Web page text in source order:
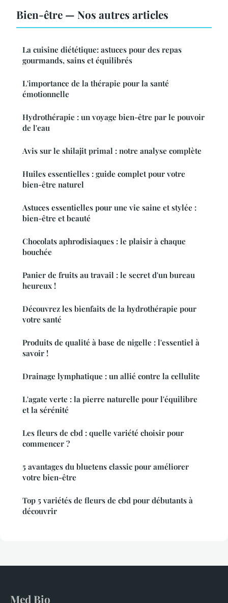
Bien-être — Nos autres articles
La cuisine diététique: astuces pour des repas
gourmands, sains et équilibrés
L'importance de la thérapie pour la santé
émotionnelle
Hydrothérapie : un voyage bien-être par le pouvoir
de l'eau
Avis sur le shilajit primal : notre analyse complète
Huiles essentielles : guide complet pour votre
bien-être naturel
Astuces essentielles pour une vie saine et stylée :
bien-être et beauté
Chocolats aphrodisiaques : le plaisir à chaque
bouchée
Panier de fruits au travail : le secret d'un bureau
heureux !
Découvrez les bienfaits de la hydrothérapie pour
votre santé
Produits de qualité à base de nigelle : l'essentiel à
savoir !
Drainage lymphatique : un allié contre la cellulite
L'agate verte : la pierre naturelle pour l'équilibre
et la sérénité
Les fleurs de cbd : quelle variété choisir pour
commencer ?
5 avantages du bluetens classic pour améliorer
votre bien-être
Top 5 variétés de fleurs de cbd pour débutants à
découvrir
Med Bio